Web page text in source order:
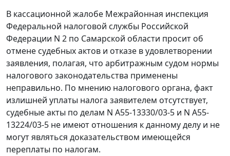
В кассационной жалобе Межрайонная инспекция
Федеральной налоговой службы Российской
Федерации N 2 по Самарской области просит об
отмене судебных актов и отказе в удовлетворении
заявления, полагая, что арбитражным судом нормы
налогового законодательства применены
неправильно. По мнению налогового органа, факт
излишней уплаты налога заявителем отсутствует,
судебные акты по делам N А55-13330/03-5 и N А55-
13224/03-5 не имеют отношения к данному делу и не
могут являться доказательством имеющейся
переплаты по налогам.